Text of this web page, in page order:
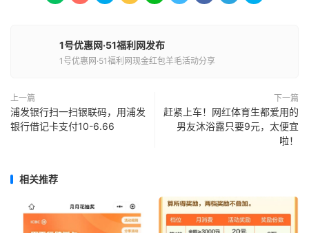
1号优惠网·51福利网发布
1号优惠网·51福利网现金红包羊毛活动分享
上一篇
浦发银行扫一扫银联码，用浦发
银行借记卡支付10-6.66
下一篇
赶紧上车！网红体育生都爱用的
男友沐浴露只要9元，太便宜
啦！
相关推荐